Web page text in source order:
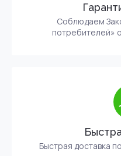
Соблюдаем
потребителей»
Быстрая доставка